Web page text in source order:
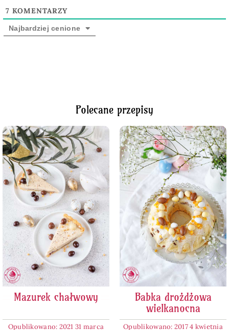
7 KOMENTARZY
Najbardziej cenione
Polecane przepisy
Mazurek chałwowy
Opublikowano: 2021 31 marca
Babka drożdżowa
wielkanocna
Opublikowano: 2017 4 kwietnia